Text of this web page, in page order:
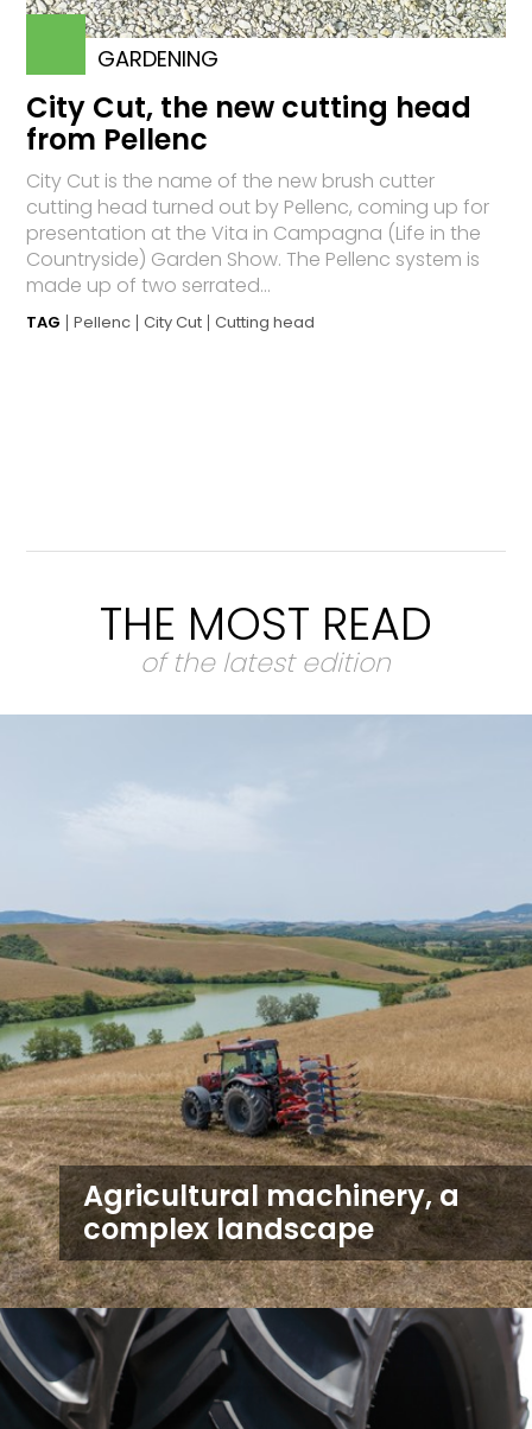
GARDENING
City Cut, the new cutting head
from Pellenc
City Cut is the name of the new brush cutter
cutting head turned out by Pellenc, coming up for
presentation at the Vita in Campagna (Life in the
Countryside) Garden Show. The Pellenc system is
made up of two serrated...
TAG Pellenc City Cut Cutting head
THE MOST READ
of the latest edition
Agricultural machinery, a
complex landscape